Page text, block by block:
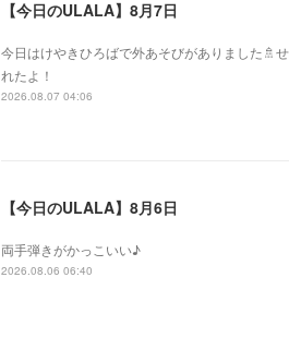
【今日のULALA】8月7日
今日はけやきひろばで外あそびがありました🚿
れたよ！
2026.08.07 04:06
【今日のULALA】8月6日
両手弾きがかっこいい♪
2026.08.06 06:40